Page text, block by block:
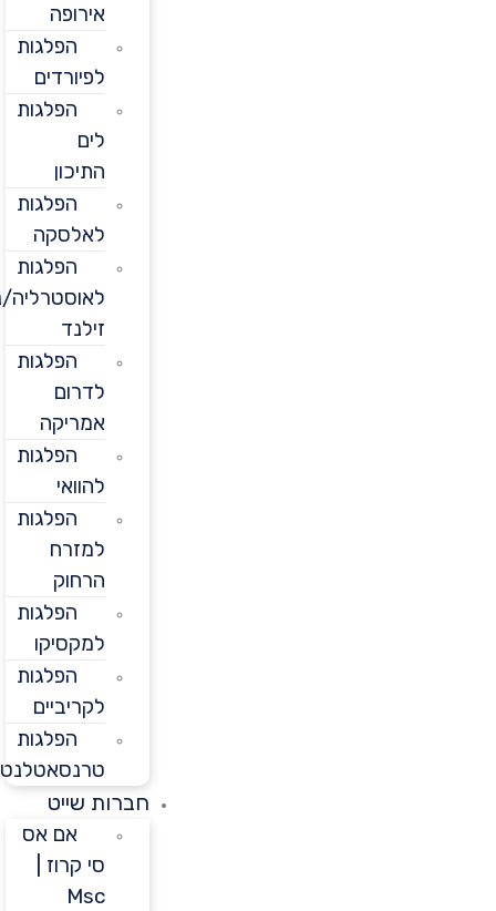
אירופה
הפלגות
לפיורדים
הפלגות
התיכון
הפלגות
לאלסקה
הפלגות
לאוסטרליה/ניו
הפלגות
לדרום
אמריקה
הפלגות
הפלגות
למזרח
הרחוק
הפלגות
למקסיקו
הפלגות
לקריביים
הפלגות
טרנסאטלנטיות
חברות שייט
אם אס
סי קרוז |